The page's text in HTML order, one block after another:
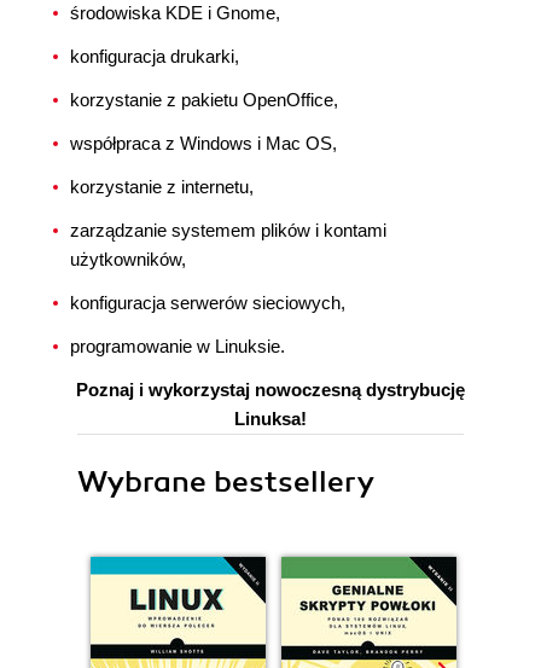
środowiska KDE i Gnome,
konfiguracja drukarki,
korzystanie z pakietu OpenOffice,
współpraca z Windows i Mac OS,
korzystanie z internetu,
zarządzanie systemem plików i kontami
użytkowników,
konfiguracja serwerów sieciowych,
programowanie w Linuksie.
Poznaj i wykorzystaj nowoczesną dystrybucję
Linuksa!
Wybrane bestsellery